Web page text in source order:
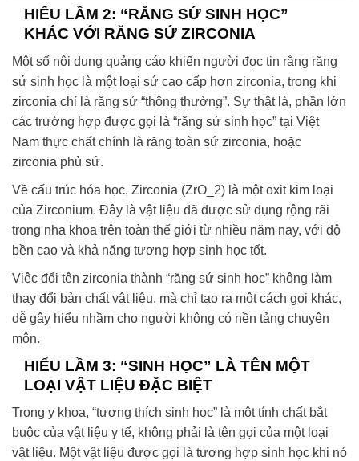
HIỂU LẦM 2: “RĂNG SỨ SINH HỌC”
KHÁC VỚI RĂNG SỨ ZIRCONIA
Một số nội dung quảng cáo khiến người đọc tin rằng răng
sứ sinh học là một loại sứ cao cấp hơn zirconia, trong khi
zirconia chỉ là răng sứ “thông thường”. Sự thật là, phần lớn
các trường hợp được gọi là “răng sứ sinh học” tại Việt
Nam thực chất chính là răng toàn sứ zirconia, hoặc
zirconia phủ sứ.
Về cấu trúc hóa học, Zirconia (ZrO_2) là một oxit kim loại
của Zirconium. Đây là vật liệu đã được sử dụng rộng rãi
trong nha khoa trên toàn thế giới từ nhiều năm nay, với độ
bền cao và khả năng tương hợp sinh học tốt.
Việc đổi tên zirconia thành “răng sứ sinh học” không làm
thay đổi bản chất vật liệu, mà chỉ tạo ra một cách gọi khác,
dễ gây hiểu nhầm cho người không có nền tảng chuyên
môn.
HIỂU LẦM 3: “SINH HỌC” LÀ TÊN MỘT
LOẠI VẬT LIỆU ĐẶC BIỆT
Trong y khoa, “tương thích sinh học” là một tính chất bắt
buộc của vật liệu y tế, không phải là tên gọi của một loại
vật liệu. Một vật liệu được gọi là tương hợp sinh học khi nó